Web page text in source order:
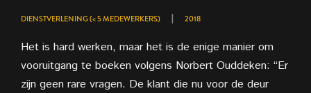
DIENSTVERLENING (< 5 MEDEWERKERS) | 2018
Het is hard werken, maar het is de enige manier om
vooruitgang te boeken volgens Norbert Ouddeken: “Er
zijn geen rare vragen. De klant die nu voor de deur